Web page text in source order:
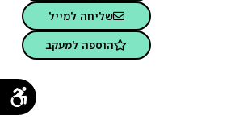
שליחה למייל
הוספה למעקב